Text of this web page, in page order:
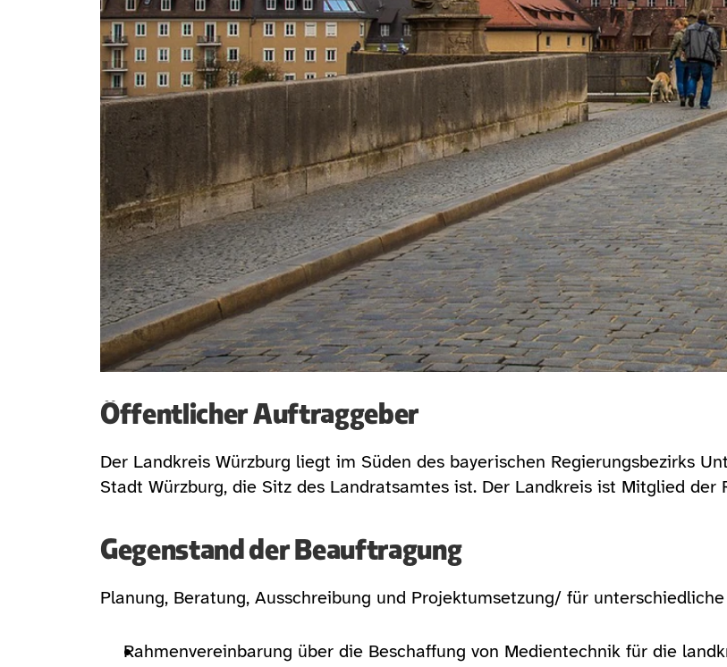
Öffentlicher Auftraggeber
Der Landkreis Würzburg liegt im Süden des bayerischen Regierungsbezirks
Stadt Würzburg, die Sitz des Landratsamtes ist. Der Landkreis ist Mitglied der
Gegenstand der Beauftragung
Planung, Beratung, Ausschreibung und Projektumsetzung/ für
Rahmenvereinbarung über die Beschaffung von Medientechnik für die